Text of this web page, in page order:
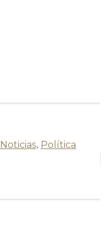
Noticias, Política